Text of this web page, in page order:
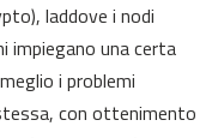
laddove i nodi
impiegano una certa
i problemi
con ottenimento